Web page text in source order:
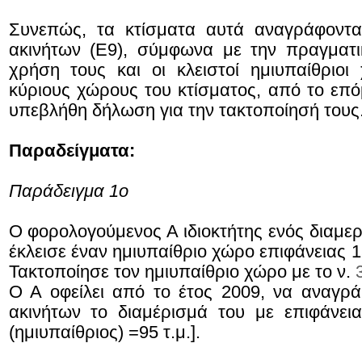
Συνεπώς, τα κτίσματα αυτά
ακινήτων (Ε9), σύμφωνα με την
χρήση τους και οι κλειστοί
κύριους χώρους του κτίσματος, από το
υπεβλήθη δήλωση για την τακτοποίησή
Παραδείγματα:
Παράδειγμα 1ο
Ο φορολογούμενος Α ιδιοκτήτης ενός
έκλεισε έναν ημιυπαίθριο χώρο επιφάνειας
Τακτοποίησε τον ημιυπαίθριο χώρο με το ν.
Ο Α οφείλει από το έτος 2009, να
ακινήτων το διαμέρισμά του με
(ημιυπαίθριος) =95 τ.μ.].